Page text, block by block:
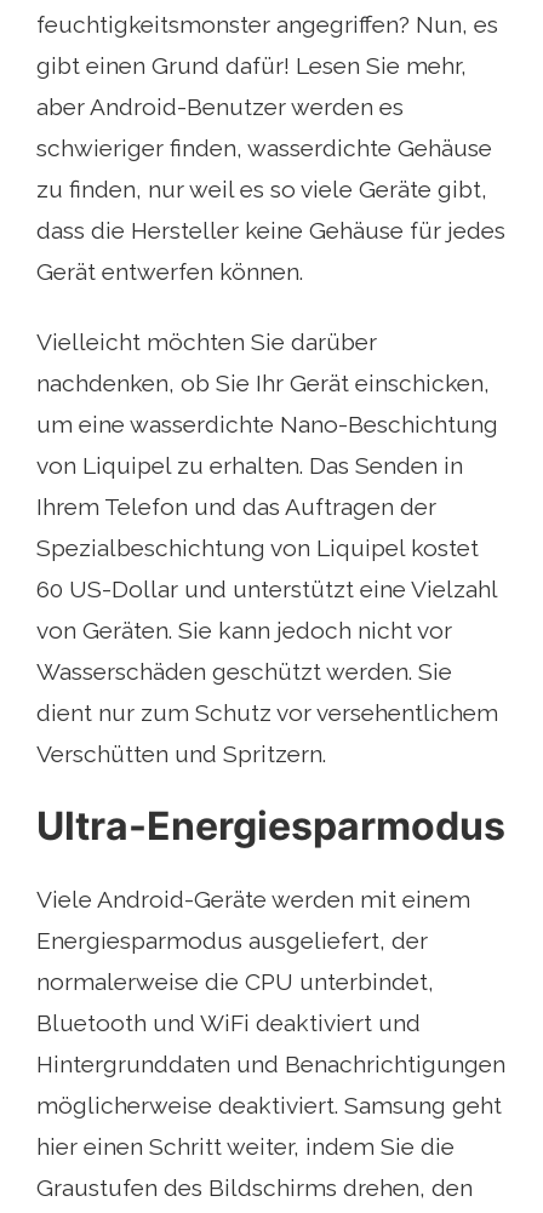
feuchtigkeitsmonster angegriffen? Nun, es
gibt einen Grund dafür! Lesen Sie mehr,
aber Android-Benutzer werden es
schwieriger finden, wasserdichte Gehäuse
zu finden, nur weil es so viele Geräte gibt,
dass die Hersteller keine Gehäuse für jedes
Gerät entwerfen können.
Vielleicht möchten Sie darüber
nachdenken, ob Sie Ihr Gerät einschicken,
um eine wasserdichte Nano-Beschichtung
von Liquipel zu erhalten. Das Senden in
Ihrem Telefon und das Auftragen der
Spezialbeschichtung von Liquipel kostet
60 US-Dollar und unterstützt eine Vielzahl
von Geräten. Sie kann jedoch nicht vor
Wasserschäden geschützt werden. Sie
dient nur zum Schutz vor versehentlichem
Verschütten und Spritzern.
Ultra-Energiesparmodus
Viele Android-Geräte werden mit einem
Energiesparmodus ausgeliefert, der
normalerweise die CPU unterbindet,
Bluetooth und WiFi deaktiviert und
Hintergrunddaten und Benachrichtigungen
möglicherweise deaktiviert. Samsung geht
hier einen Schritt weiter, indem Sie die
Graustufen des Bildschirms drehen, den